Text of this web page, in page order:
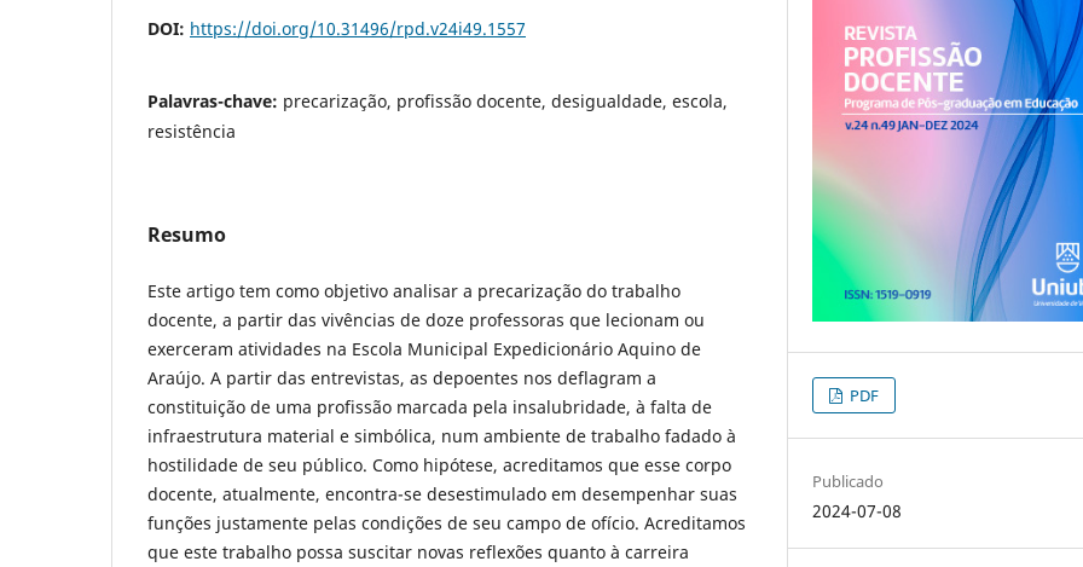
DOI: https://doi.org/10.31496/rpd.v24i49.1557
Palavras-chave: precarização, profissão docente, desigualdade, escola,
resistência
Resumo
Este artigo tem como objetivo analisar a precarização do trabalho
docente, a partir das vivências de doze professoras que lecionam ou
exerceram atividades na Escola Municipal Expedicionário Aquino de
Araújo. A partir das entrevistas, as depoentes nos deflagram a
constituição de uma profissão marcada pela insalubridade, à falta de
infraestrutura material e simbólica, num ambiente de trabalho fadado à
hostilidade de seu público. Como hipótese, acreditamos que esse corpo
docente, atualmente, encontra-se desestimulado em desempenhar suas
funções justamente pelas condições de seu campo de ofício. Acreditamos
que este trabalho possa suscitar novas reflexões quanto à carreira
PDF
Publicado
2024-07-08